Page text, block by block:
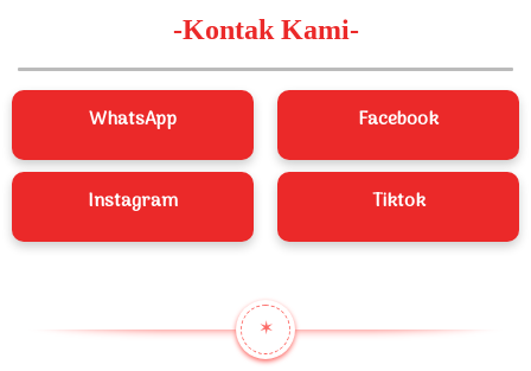
-Kontak Kami-
WhatsApp Facebook
Instagram Tiktok
✶